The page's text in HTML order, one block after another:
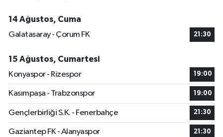
14 Ağustos, Cuma
Galatasaray - Çorum FK
21:30
15 Ağustos, Cumartesi
Konyaspor - Rizespor
19:00
Kasımpaşa - Trabzonspor 19:00
Gençlerbirliği S.K. - Fenerbahçe 21:30
Gaziantep FK - Alanyaspor 21:30